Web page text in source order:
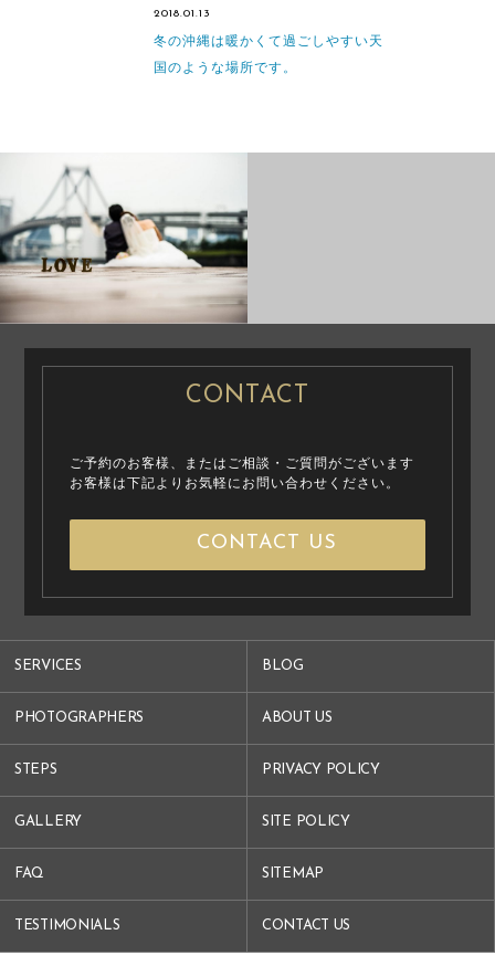
2018.01.13
冬の沖縄は暖かくて過ごしやすい天
国のような場所です。
CASUAL
PRENUP / FAMILY PHOTO
PRE WEDDING PHOTO
SERVICES
PHOTOGRAPHERS
STEPS
GALLERY
FAQ
TESTIMONIALS
BLOG
ABOUT US
PRIVACY POLICY
SITE POLICY
SITEMAP
CONTACT US
CONTACT
ご予約のお客様、またはご相談・ご質問がございます
お客様は下記よりお気軽にお問い合わせください。
CONTACT US